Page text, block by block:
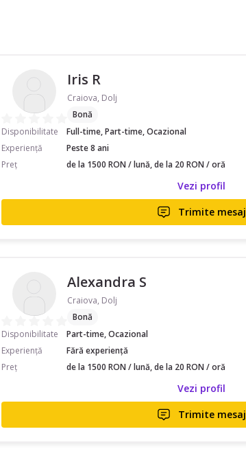
Iris R
Craiova, Dolj
Bonă
Disponibilitate
Full-time, Part-time, Ocazional
Experiență
Peste 8 ani
Preț
de la 1500 RON / lună, de la 20 RON / oră
Vezi profil
Trimite mesaj
Alexandra S
Craiova, Dolj
Bonă
Disponibilitate
Part-time, Ocazional
Experiență
Fără experiență
Preț
de la 1500 RON / lună, de la 20 RON / oră
Vezi profil
Trimite mesaj